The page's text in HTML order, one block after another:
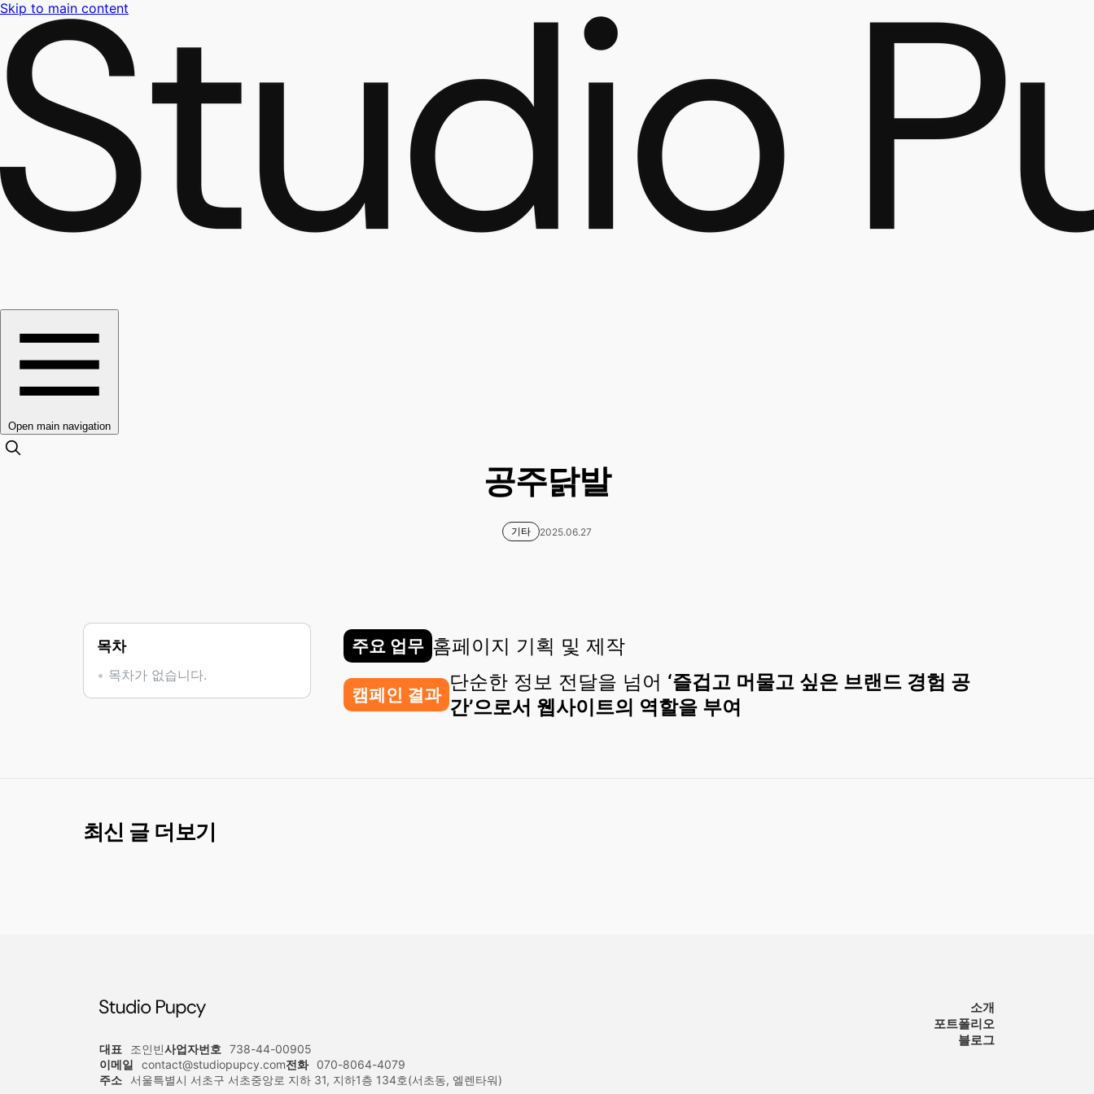
Skip to main content
Open main navigation
공주닭발
기타 2025.06.27
목차
목차가 없습니다.
주요 업무 홈페이지 기획 및 제작
캠페인 결과
단순한 정보 전달을 넘어 ‘즐겁고 머물고 싶은 브랜드 경험 공
간’으로서 웹사이트의 역할을 부여
최신 글 더보기
소개
포트폴리오
블로그
대표 조인빈사업자번호
738-44-00905
이메일
contact@studiopupcy.com전화
070-8064-4079
주소 서울특별시 서초구 서초중앙로 지하 31, 지하1층 134호(서초동, 엘렌타워)